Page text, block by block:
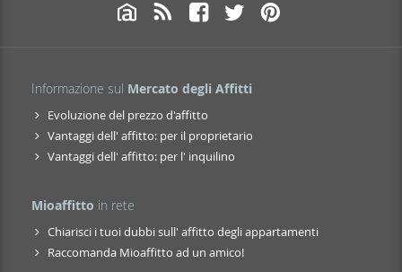
Informazione sul Mercato degli Affitti
Evoluzione del prezzo d'affitto
Vantaggi dell' affitto: per il proprietario
Vantaggi dell' affitto: per l' inquilino
Mioaffitto in rete
Chiarisci i tuoi dubbi sull' affitto degli appartamenti
Raccomanda Mioaffitto ad un amico!